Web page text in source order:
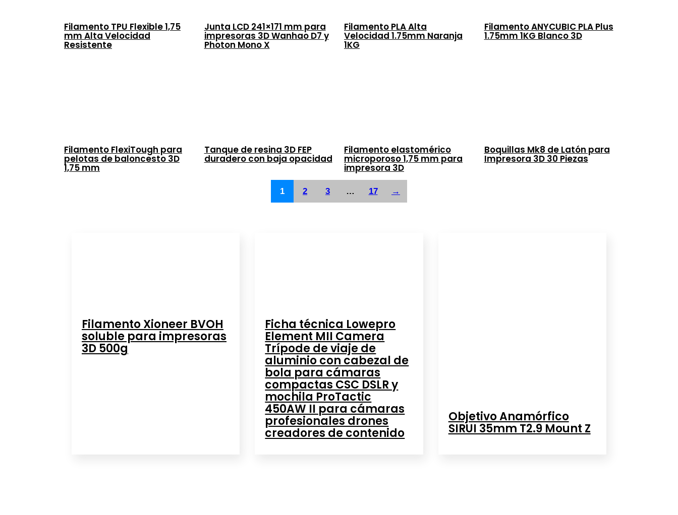
Filamento TPU Flexible 1,75
mm Alta Velocidad
Resistente
Junta LCD 241×171 mm para
impresoras 3D Wanhao D7 y
Photon Mono X
Filamento PLA Alta
Velocidad 1.75mm Naranja
1KG
Filamento ANYCUBIC PLA Plus
1.75mm 1KG Blanco 3D
Filamento FlexiTough para
pelotas de baloncesto 3D
1,75 mm
Tanque de resina 3D FEP
duradero con baja opacidad
Filamento elastomérico
microporoso 1,75 mm para
impresora 3D
Boquillas Mk8 de Latón para
Impresora 3D 30 Piezas
1 2 3 … 17 →
Filamento Xioneer BVOH
soluble para impresoras
3D 500g
Ficha técnica Lowepro
Element MII Camera
Trípode de viaje de
aluminio con cabezal de
bola para cámaras
compactas CSC DSLR y
mochila ProTactic
450AW II para cámaras
profesionales drones
creadores de contenido
Objetivo Anamórfico
SIRUI 35mm T2.9 Mount Z